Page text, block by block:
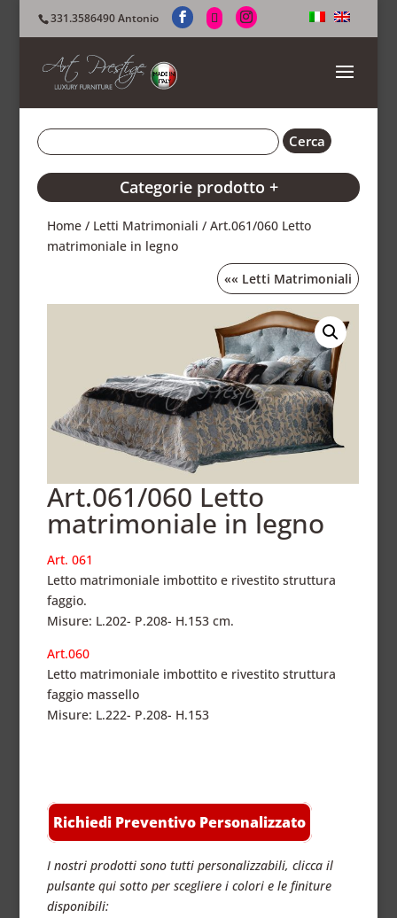
331.3586490 Antonio
Categorie prodotto +
Home / Letti Matrimoniali / Art.061/060 Letto
matrimoniale in legno
«« Letti Matrimoniali
Art.061/060 Letto
matrimoniale in legno
Art. 061
Letto matrimoniale imbottito e rivestito struttura
faggio.
Misure: L.202- P.208- H.153 cm.
Art.060
Letto matrimoniale imbottito e rivestito struttura
faggio massello
Misure: L.222- P.208- H.153
Richiedi Preventivo Personalizzato
I nostri prodotti sono tutti personalizzabili, clicca il
pulsante qui sotto per scegliere i colori e le finiture
disponibili: